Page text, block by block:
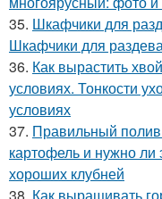
35. Шкафчики для
Шкафчики для
36. Как вырастить
условиях. Тонкости
условиях
37. Правильный полив
картофель и нужно ли
хороших клубней